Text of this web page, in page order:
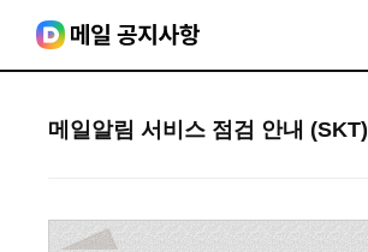
메일알림 서비스 점검 안내 (SKT)